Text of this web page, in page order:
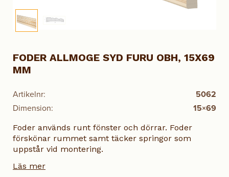
Artikelnr:
5062
Dimension:
15×69
FODER ALLMOGE SYD FURU OBH, 15X69
MM
Foder används runt fönster och dörrar. Foder
förskönar rummet samt täcker springor som
uppstår vid montering.
Läs mer